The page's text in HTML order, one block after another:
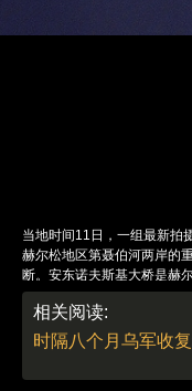
当地时间11日，一组最新拍
赫尔松地区第聂伯河两岸的
断。安东诺夫斯基大桥是赫
卡水坝大约蓄水1800万立方
源。卫星图片还显示，通过
已被炸断。据乌克兰方面，
41个定居点。当地时间11
市。图：视觉中国
相关阅读: